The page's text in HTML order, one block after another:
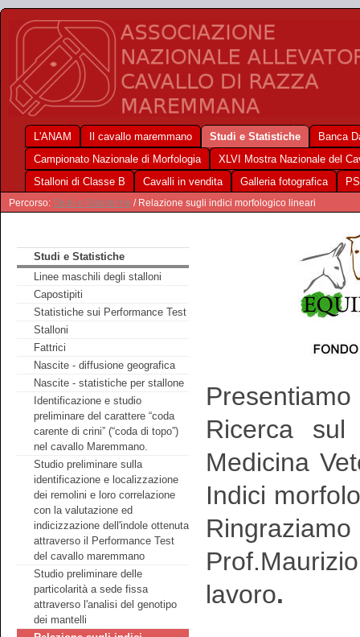
L'ANAM Il cavallo maremmano Studi e Statistiche
Banca
Campionato Nazionale di Morfologia
XLVI Mostra Nazionale del
Stalloni di Classe B
Cavalli in vendita Galleria fotografica
Percorso: Studi e Statistiche / Relazione sugli indici morfologico lineari
Studi e Statistiche
Linee maschili degli stalloni
Capostipiti
Statistiche sui Performance Test
Stalloni
Fattrici
Nascite - diffusione geografica
Nascite - statistiche per stallone
Identificazione e studio
preliminare del carattere “coda
carente di crini” (“coda di topo”)
nel cavallo Maremmano.
Studio preliminare sulla
identificazione e localizzazione
dei remolini e loro correlazione
con la valutazione ed
indicizzazione dell'indole ottenuta
attraverso il Performance Test
del cavallo maremmano
Studio preliminare delle
particolarità a sede fissa
attraverso l'analisi del genotipo
dei mantelli
Ricerca sul
Medicina
Indici
lavoro.